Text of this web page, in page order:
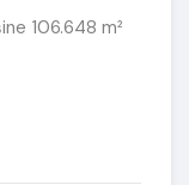
106.648 m²